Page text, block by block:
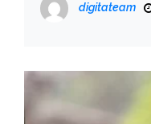
digitateam